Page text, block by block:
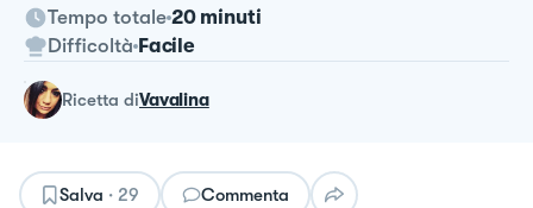
Tempo totale 20 minuti
Difficoltà Facile
ricetta diVavalina
Salva · 29 Commenta